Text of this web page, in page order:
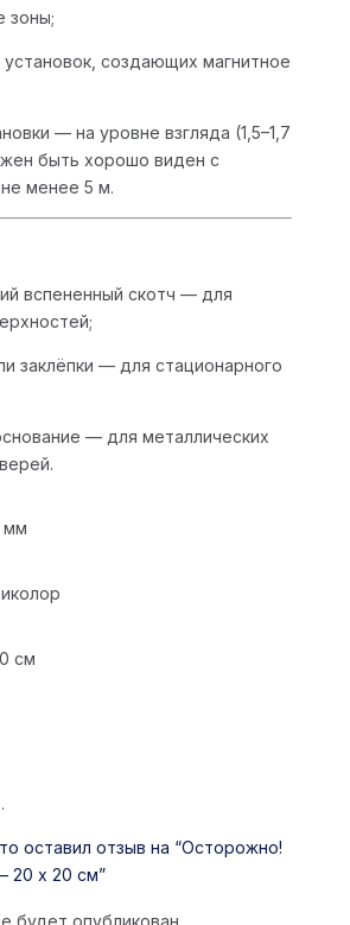
зоны;
установок, создающих магнитное
— на уровне взгляда (1,5–1,7
быть хорошо виден с
менее 5 м.
вспененный скотч — для
заклёпки — для стационарного
— для металлических
мм
см
оставил отзыв на “Осторожно!
20 х 20 см”